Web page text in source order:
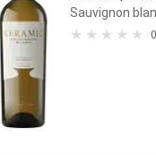
Sauvignon